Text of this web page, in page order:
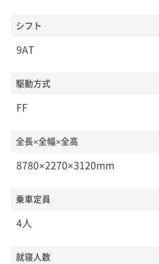
シフト
9AT
駆動方式
FF
全長×全幅×全高
8780×2270×3120mm
乗車定員
4人
就寝人数